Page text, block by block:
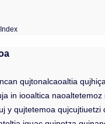
qujtonalcaoaltia
in iooaltica
y qujtetemoa